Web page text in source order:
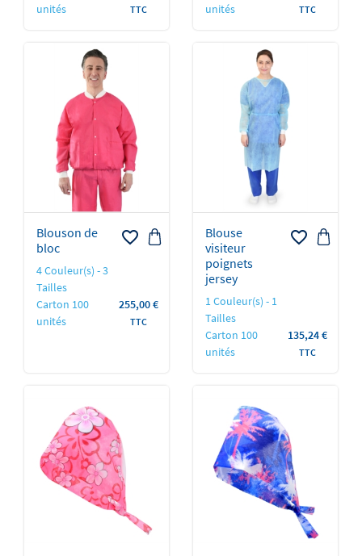
unités
TTC
unités
TTC
Blouson de
bloc
4 Couleur(s) - 3
Tailles
Carton 100
unités
favorite_border
Prix
255,00 €
TTC
Blouse
visiteur
poignets
jersey
1 Couleur(s) - 1
Tailles
Carton 100
unités
favorite_border
Prix
135,24 €
TTC